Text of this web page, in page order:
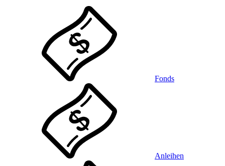
Fonds
Anleihen